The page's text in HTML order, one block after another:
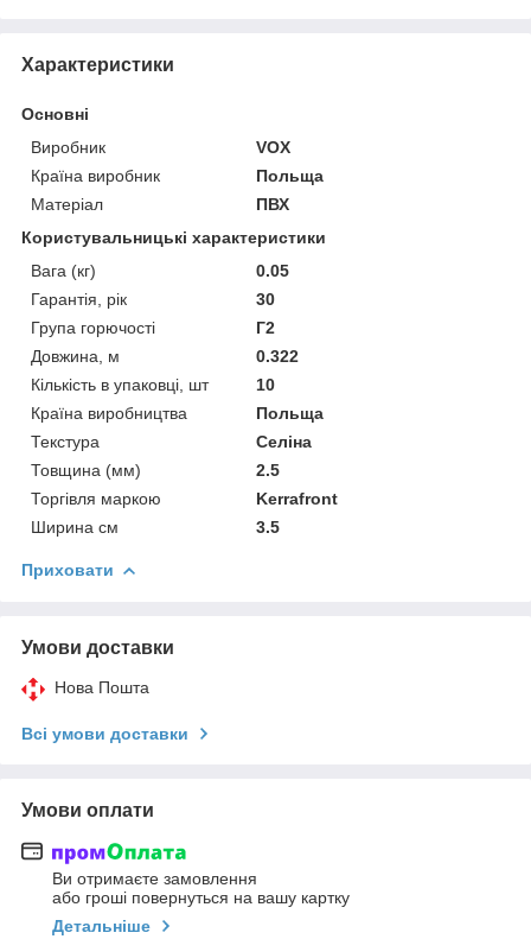
Характеристики
Основні
Виробник
VOX
Країна виробник
Польща
Матеріал
ПВХ
Користувальницькі характеристики
Вага (кг)
0.05
Гарантія, рік
30
Група горючості
Г2
Довжина, м
0.322
Кількість в упаковці, шт
10
Країна виробництва
Польща
Текстура
Селіна
Товщина (мм)
2.5
Торгівля маркою
Kerrafront
Ширина см
3.5
Приховати
Умови доставки
Нова Пошта
Всі умови доставки
Умови оплати
Ви отримаєте замовлення
або гроші повернуться на вашу картку
Детальніше